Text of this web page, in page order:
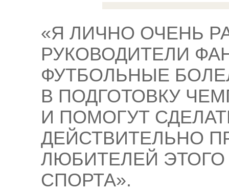
«Я ЛИЧНО ОЧЕНЬ
РУКОВОДИТЕЛИ
ФУТБОЛЬНЫЕ
В ПОДГОТОВКУ
И ПОМОГУТ
ДЕЙСТВИТЕЛЬНО
ЛЮБИТЕЛЕЙ
СПОРТА».